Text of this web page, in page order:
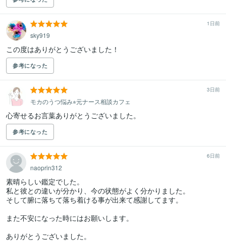
1日前
sky919
この度はありがとうございました！
参考になった
3日前
モカのうつ悩み⭐︎元ナース相談カフェ
心寄せるお言葉ありがとうございました。
参考になった
6日前
naoprin312
素晴らしい鑑定でした。
私と彼との違いが分かり、今の状態がよく分かりました。
そして腑に落ちて落ち着ける事が出来て感謝してます。
また不安になった時にはお願いします。
ありがとうございました。